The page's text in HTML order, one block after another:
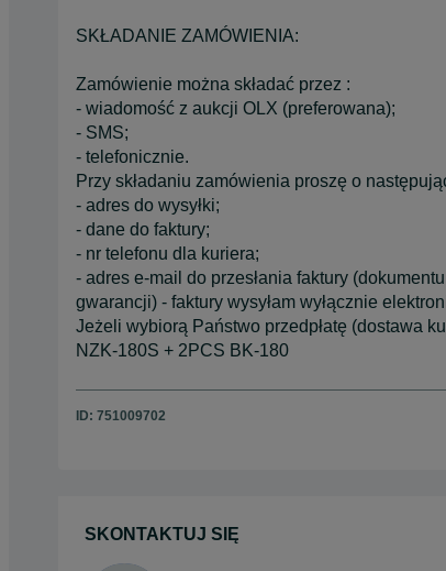
SKŁADANIE ZAMÓWIENIA:
Zamówienie można składać przez :
- wiadomość z aukcji OLX (preferowana);
- SMS;
- telefonicznie.
Przy składaniu zamówienia proszę o
- adres do wysyłki;
- dane do faktury;
- nr telefonu dla kuriera;
- adres e-mail do przesłania faktury
gwarancji) - faktury wysyłam wyłącznie
Jeżeli wybiorą Państwo przedpłatę (dostawa
NZK-180S + 2PCS BK-180
ID: 751009702
SKONTAKTUJ SIĘ